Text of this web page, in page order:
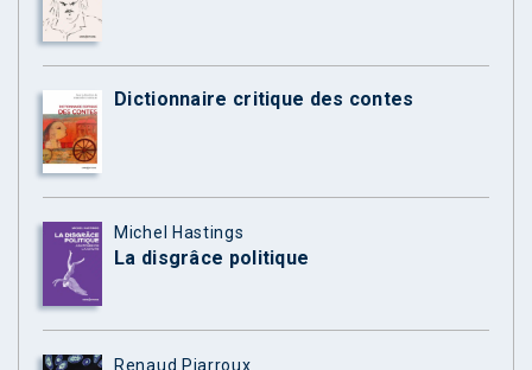
Dictionnaire critique des contes
Michel Hastings
La disgrâce politique
Renaud Piarroux